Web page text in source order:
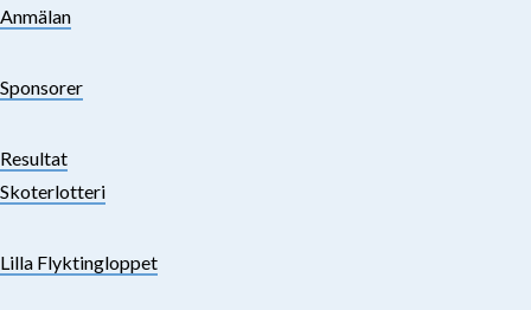
Anmälan
Sponsorer
Resultat
Skoterlotteri
Lilla Flyktingloppet